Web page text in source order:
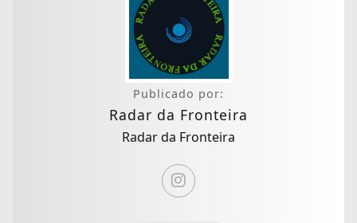
Publicado por:
Radar da Fronteira
Radar da Fronteira